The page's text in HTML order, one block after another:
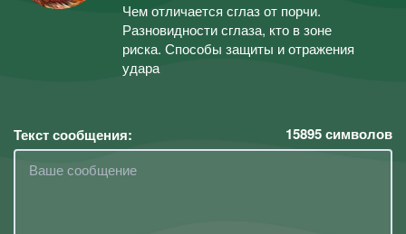
Чем отличается сглаз от порчи.
Разновидности сглаза, кто в зоне
риска. Способы защиты и отражения
удара
Текст сообщения: 15895символов